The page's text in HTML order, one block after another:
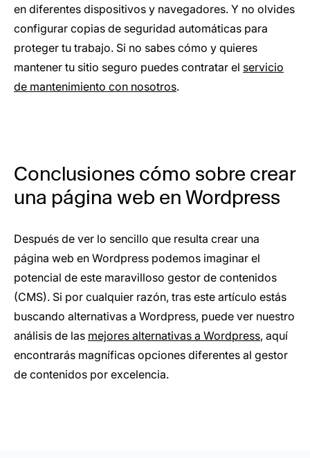
en diferentes dispositivos y navegadores. Y no olvides
configurar copias de seguridad automáticas para
proteger tu trabajo. Si no sabes cómo y quieres
mantener tu sitio seguro puedes contratar el servicio
de mantenimiento con nosotros.
Conclusiones cómo sobre crear
una página web en Wordpress
Después de ver lo sencillo que resulta crear una
página web en Wordpress podemos imaginar el
potencial de este maravilloso gestor de contenidos
(CMS). Si por cualquier razón, tras este artículo estás
buscando alternativas a Wordpress, puede ver nuestro
análisis de las mejores alternativas a Wordpress, aquí
encontrarás magníficas opciones diferentes al gestor
de contenidos por excelencia.